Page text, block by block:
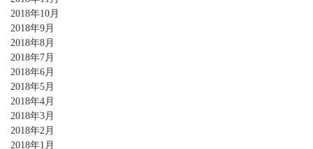
2018年10月
2018年9月
2018年8月
2018年7月
2018年6月
2018年5月
2018年4月
2018年3月
2018年2月
2018年1月